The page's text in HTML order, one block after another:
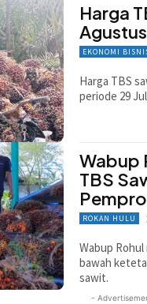
Harga
EKONOMI
Harga TBS
periode 29
Wabup
TBS
ROKAN HULU
Wabup
bawah
sawit.
-